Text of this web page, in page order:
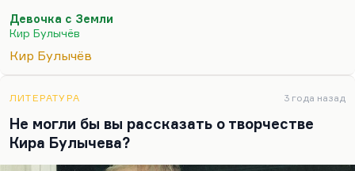
обладал, безусловно, великолепным сюжетным
мастерством. И потом, знаете, Булычев был
абсолютно человечен. Вот если Стругацкие, как и
несентиментальны, то Булычев, мне кажется, был
человеком большой сентиментальности,
чуткости, пронзительной печали о человеческой
участи.
Девочка с Земли
Кир Булычёв
Кир Булычёв
ЛИТЕРАТУРА 3 года назад
Не могли бы вы рассказать о творчестве
Кира Булычева?